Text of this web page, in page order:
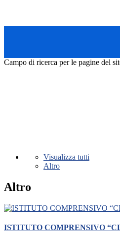
Campo di ricerca per le pagine del
Visualizza tutti
Altro
Altro
ISTITUTO COMPRENSIVO